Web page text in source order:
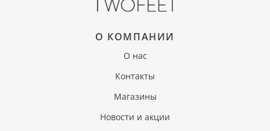
О КОМПАНИИ
О нас
Контакты
Магазины
Новости и акции